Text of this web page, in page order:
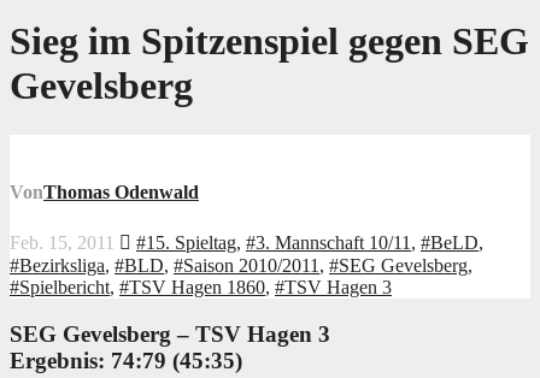
Sieg im Spitzenspiel gegen SEG
Gevelsberg
VonThomas Odenwald
Feb. 15, 2011 #15. Spieltag, #3. Mannschaft 10/11, #BeLD,
#Bezirksliga, #BLD, #Saison 2010/2011, #SEG Gevelsberg,
#Spielbericht, #TSV Hagen 1860, #TSV Hagen 3
SEG Gevelsberg – TSV Hagen 3
Ergebnis: 74:79 (45:35)